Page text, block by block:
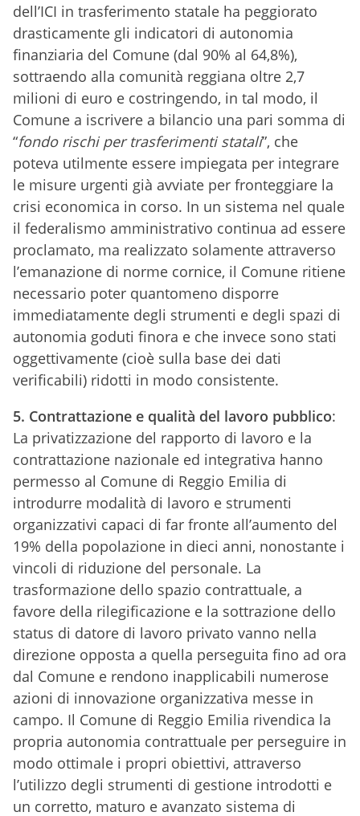
dell’ICI in trasferimento statale ha peggiorato
drasticamente gli indicatori di autonomia
finanziaria del Comune (dal 90% al 64,8%),
sottraendo alla comunità reggiana oltre 2,7
milioni di euro e costringendo, in tal modo, il
Comune a iscrivere a bilancio una pari somma di
“fondo rischi per trasferimenti statali”, che
poteva utilmente essere impiegata per integrare
le misure urgenti già avviate per fronteggiare la
crisi economica in corso. In un sistema nel quale
il federalismo amministrativo continua ad essere
proclamato, ma realizzato solamente attraverso
l’emanazione di norme cornice, il Comune ritiene
necessario poter quantomeno disporre
immediatamente degli strumenti e degli spazi di
autonomia goduti finora e che invece sono stati
oggettivamente (cioè sulla base dei dati
verificabili) ridotti in modo consistente.
5. Contrattazione e qualità del lavoro pubblico:
La privatizzazione del rapporto di lavoro e la
contrattazione nazionale ed integrativa hanno
permesso al Comune di Reggio Emilia di
introdurre modalità di lavoro e strumenti
organizzativi capaci di far fronte all’aumento del
19% della popolazione in dieci anni, nonostante i
vincoli di riduzione del personale. La
trasformazione dello spazio contrattuale, a
favore della rilegificazione e la sottrazione dello
status di datore di lavoro privato vanno nella
direzione opposta a quella perseguita fino ad ora
dal Comune e rendono inapplicabili numerose
azioni di innovazione organizzativa messe in
campo. Il Comune di Reggio Emilia rivendica la
propria autonomia contrattuale per perseguire in
modo ottimale i propri obiettivi, attraverso
l’utilizzo degli strumenti di gestione introdotti e
un corretto, maturo e avanzato sistema di